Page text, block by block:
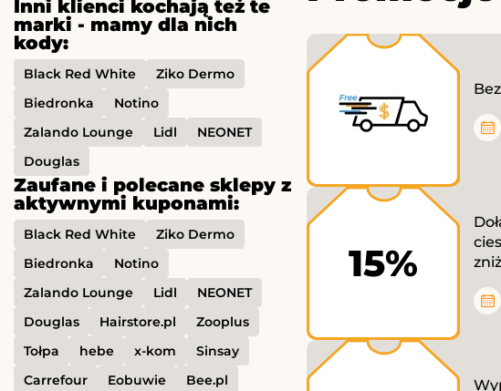
Inni klienci kochają też te
marki - mamy dla nich
kody:
Black Red White
Ziko Dermo
Biedronka
Notino
Zalando Lounge
Lidl
NEONET
Douglas
Zaufane i polecane sklepy z
aktywnymi kuponami:
Black Red White
Ziko Dermo
Biedronka
Notino
Zalando Lounge
Lidl
NEONET
Douglas
Hairstore.pl
Zooplus
Tołpa
hebe x-kom
Sinsay
Carrefour
Eobuwie
Bee.pl
15%